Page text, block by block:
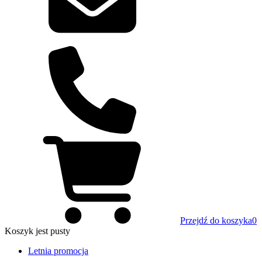
Przejdź do koszyka0
Koszyk jest pusty
Letnia promocja